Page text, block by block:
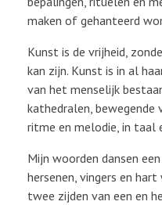
maken of gehanteerd
Kunst is de vrijheid,
kan zijn. Kunst is in al
van het menselijk
kathedralen, bewegende
ritme en melodie, in taal
Mijn woorden dansen
hersenen, vingers en
twee zijden van een en